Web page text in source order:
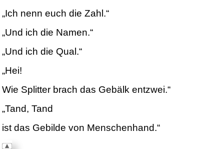
„Ich nenn euch die Zahl.“
„Und ich die Namen.“
„Und ich die Qual.“
„Hei!
Wie Splitter brach das Gebälk entzwei.“
„Tand, Tand
ist das Gebilde von Menschenhand.“